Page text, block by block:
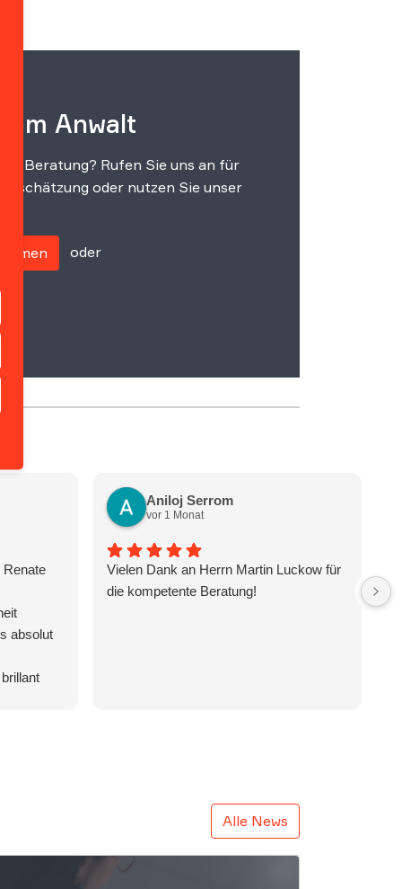
Anwalt
Beratung? Rufen Sie uns an für
oder nutzen Sie unser
oder
absolut
ist bei
Aniloj Serrom
vor 1 Monat
Vielen Dank an Herrn Martin Luckow für
die kompetente Beratung!
Alle News